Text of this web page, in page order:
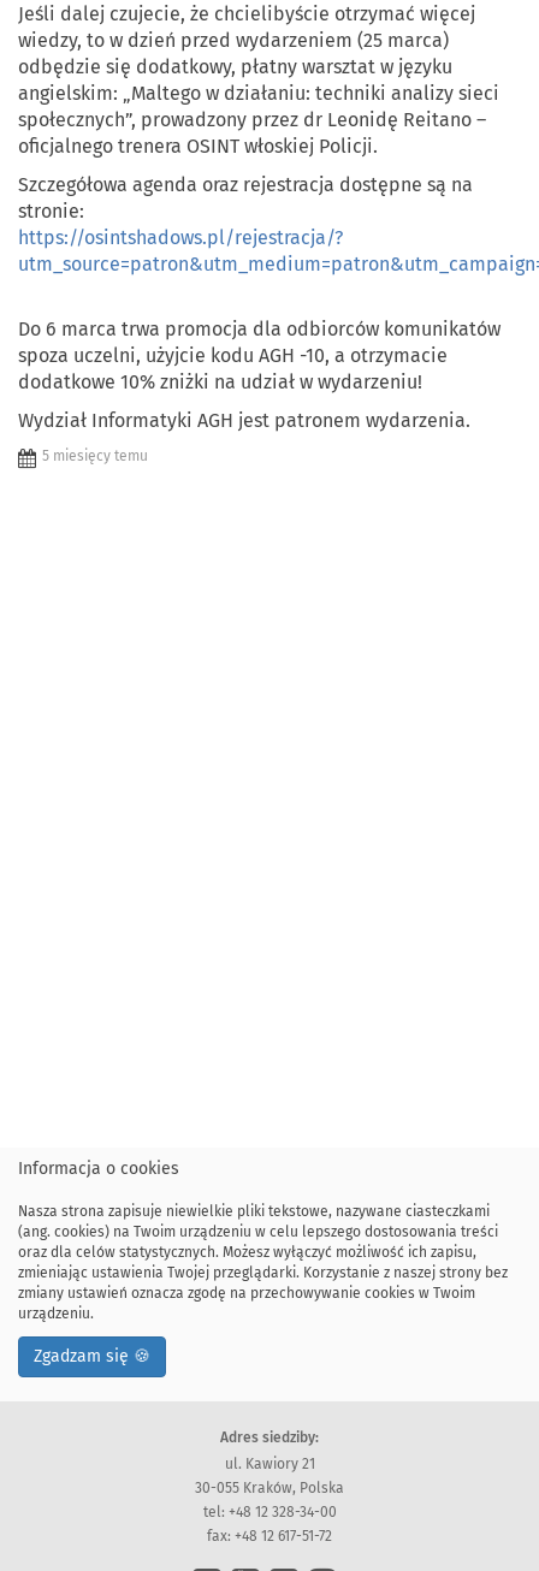
Jeśli dalej czujecie, że chcielibyście otrzymać więcej
wiedzy, to w dzień przed wydarzeniem (25 marca)
odbędzie się dodatkowy, płatny warsztat w języku
angielskim: „Maltego w działaniu: techniki analizy sieci
społecznych”, prowadzony przez dr Leonidę Reitano –
oficjalnego trenera OSINT włoskiej Policji.
Szczegółowa agenda oraz rejestracja dostępne są na
stronie:
https://osintshadows.pl/rejestracja/?
Do 6 marca trwa promocja dla odbiorców komunikatów
spoza uczelni, użyjcie kodu AGH -10, a otrzymacie
dodatkowe 10% zniżki na udział w wydarzeniu!
Wydział Informatyki AGH jest patronem wydarzenia.
5 miesięcy temu
Informacja o cookies
Nasza strona zapisuje niewielkie pliki tekstowe, nazywane ciasteczkami
(ang. cookies) na Twoim urządzeniu w celu lepszego dostosowania treści
oraz dla celów statystycznych. Możesz wyłączyć możliwość ich zapisu,
zmieniając ustawienia Twojej przeglądarki. Korzystanie z naszej strony bez
zmiany ustawień oznacza zgodę na przechowywanie cookies w Twoim
urządzeniu.
Zgadzam się 🍪
Adres siedziby:
ul. Kawiory 21
30-055 Kraków, Polska
tel: +48 12 328-34-00
fax: +48 12 617-51-72